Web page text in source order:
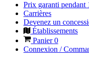
Prix garanti pendant
Carrières
Devenez un
Établissements
Panier0
Connexion /